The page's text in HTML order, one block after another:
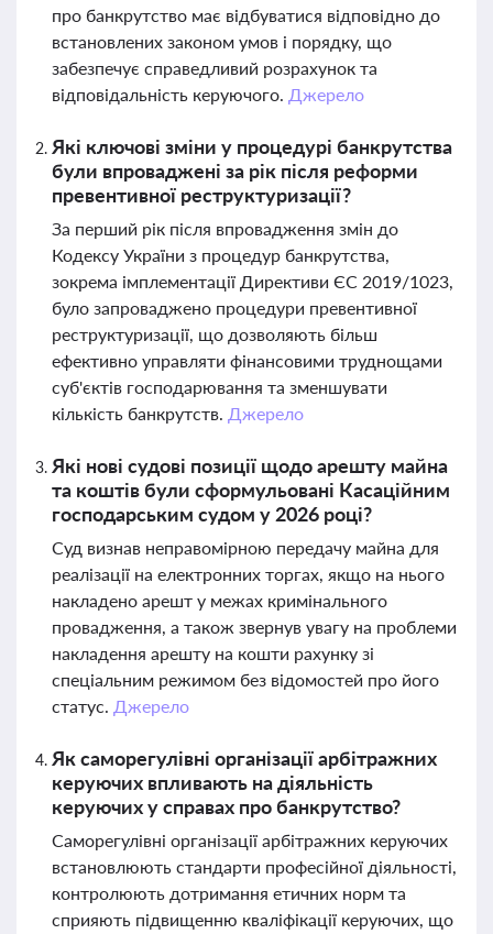
про банкрутство має відбуватися відповідно до
встановлених законом умов і порядку, що
забезпечує справедливий розрахунок та
відповідальність керуючого. Джерело
Які ключові зміни у процедурі банкрутства
були впроваджені за рік після реформи
превентивної реструктуризації?
За перший рік після впровадження змін до
Кодексу України з процедур банкрутства,
зокрема імплементації Директиви ЄС 2019/1023,
було запроваджено процедури превентивної
реструктуризації, що дозволяють більш
ефективно управляти фінансовими труднощами
суб'єктів господарювання та зменшувати
кількість банкрутств. Джерело
Які нові судові позиції щодо арешту майна
та коштів були сформульовані Касаційним
господарським судом у 2026 році?
Суд визнав неправомірною передачу майна для
реалізації на електронних торгах, якщо на нього
накладено арешт у межах кримінального
провадження, а також звернув увагу на проблеми
накладення арешту на кошти рахунку зі
спеціальним режимом без відомостей про його
статус. Джерело
Як саморегулівні організації арбітражних
керуючих впливають на діяльність
керуючих у справах про банкрутство?
Саморегулівні організації арбітражних керуючих
встановлюють стандарти професійної діяльності,
контролюють дотримання етичних норм та
сприяють підвищенню кваліфікації керуючих, що